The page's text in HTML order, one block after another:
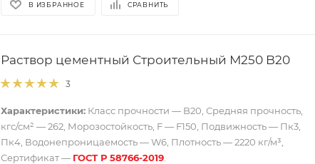
В ИЗБРАННОЕ СРАВНИТЬ
Раствор цементный Строительный М250 B20
3
Характеристики: Класс прочности — B20, Средняя прочность,
кгс/см² — 262, Морозостойкость, F — F150, Подвижность — Пк3,
Пк4, Водонепроницаемость — W6, Плотность — 2220 кг/м³,
Сертификат — ГОСТ Р 58766-2019